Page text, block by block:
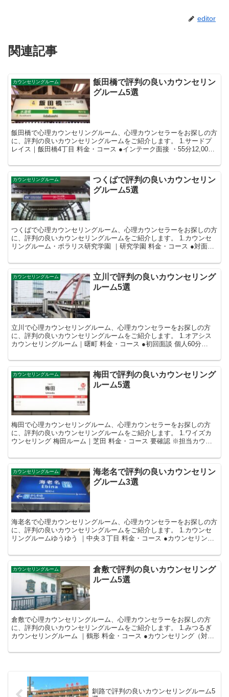
editor
関連記事
カウンセリングルーム
飯田橋で評判の良いカウンセリン
グルーム5選
飯田橋で心理カウンセリングルーム、心理カウンセラーをお探しの方
に、評判の良いカウンセリングルームをご紹介します。 1.サードプ
レイス｜飯田橋4丁目 料金・コース ●インテーク面接 ・55分12,000
カウンセリングルーム
つくばで評判の良いカウンセリン
グルーム5選
つくばで心理カウンセリングルーム、心理カウンセラーをお探しの方
に、評判の良いカウンセリングルームをご紹介します。 1.カウンセ
リングルーム・ポラリス研究学園 ｜研究学園 料金・コース ●対面カ
カウンセリングルーム
立川で評判の良いカウンセリング
ルーム5選
立川で心理カウンセリングルーム、心理カウンセラーをお探しの方
に、評判の良いカウンセリングルームをご紹介します。 1.オアシス
カウンセリングルーム｜曙町 料金・コース ●初回面談 個人60分
カウンセリングルーム
梅田で評判の良いカウンセリング
ルーム5選
梅田で心理カウンセリングルーム、心理カウンセラーをお探しの方
に、評判の良いカウンセリングルームをご紹介します。 1.ワイズカ
ウンセリング 梅田ルーム｜芝田 料金・コース 要確認 ※担当カウン
カウンセリングルーム
海老名で評判の良いカウンセリン
グルーム3選
海老名で心理カウンセリングルーム、心理カウンセラーをお探しの方
に、評判の良いカウンセリングルームをご紹介します。 1.カウンセ
リングルームゆうゆう ｜中央３丁目 料金・コース ●カウンセリング
カウンセリングルーム
倉敷で評判の良いカウンセリング
ルーム5選
倉敷で心理カウンセリングルーム、心理カウンセラーをお探しの方
に、評判の良いカウンセリングルームをご紹介します。 1.みつるぎ
カウンセリングルーム ｜鶴形 料金・コース ●カウンセリング（対
釧路で評判の良いカウンセリングルーム5